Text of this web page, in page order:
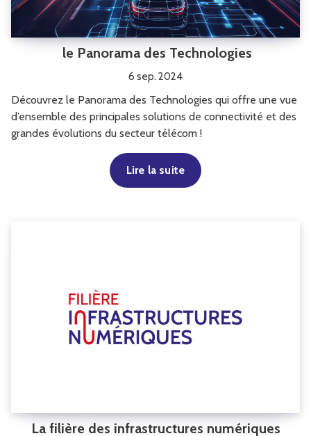
le Panorama des Technologies
6 sep. 2024
Découvrez le Panorama des Technologies qui offre une vue
d’ensemble des principales solutions de connectivité et des
grandes évolutions du secteur télécom !
Lire la suite
La filière des infrastructures numériques